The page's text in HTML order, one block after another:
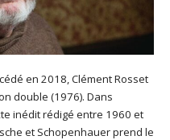
en 2018, Clément Rosset
double (1976). Dans
inédit rédigé entre 1960 et
et Schopenhauer prend le